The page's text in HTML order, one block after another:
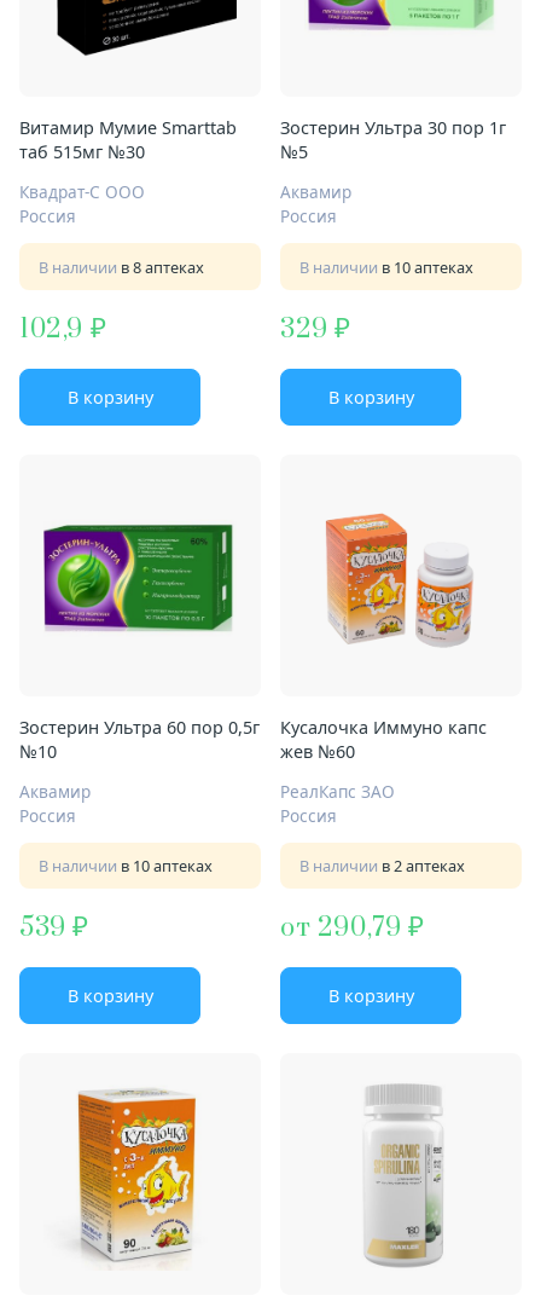
Витамир Мумие Smarttab
таб 515мг №30
Квадрат-С ООО
Россия
В наличии в 8 аптеках
102,9
В корзину
Зостерин Ультра 30 пор 1г
№5
Аквамир
Россия
В наличии в 10 аптеках
329
В корзину
Зостерин Ультра 60 пор 0,5г
№10
Аквамир
Россия
В наличии в 10 аптеках
539
В корзину
Кусалочка Иммуно капс
жев №60
РеалКапс ЗАО
Россия
В наличии в 2 аптеках
от 290,79
В корзину